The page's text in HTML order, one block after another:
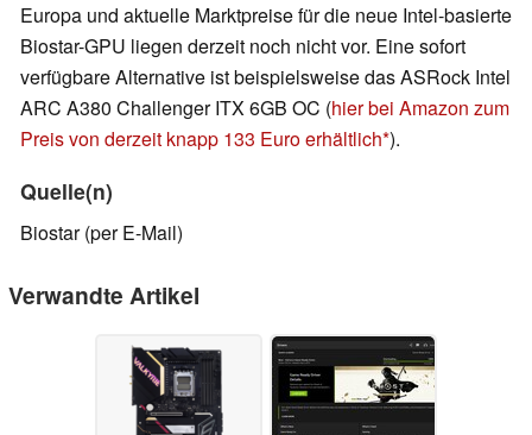
Europa und aktuelle Marktpreise für die neue Intel-basierte
Biostar-GPU liegen derzeit noch nicht vor. Eine sofort
verfügbare Alternative ist beispielsweise das ASRock Intel
ARC A380 Challenger ITX 6GB OC (hier bei Amazon zum
Preis von derzeit knapp 133 Euro erhältlich ).
Quelle(n)
Biostar (per E-Mail)
Verwandte Artikel